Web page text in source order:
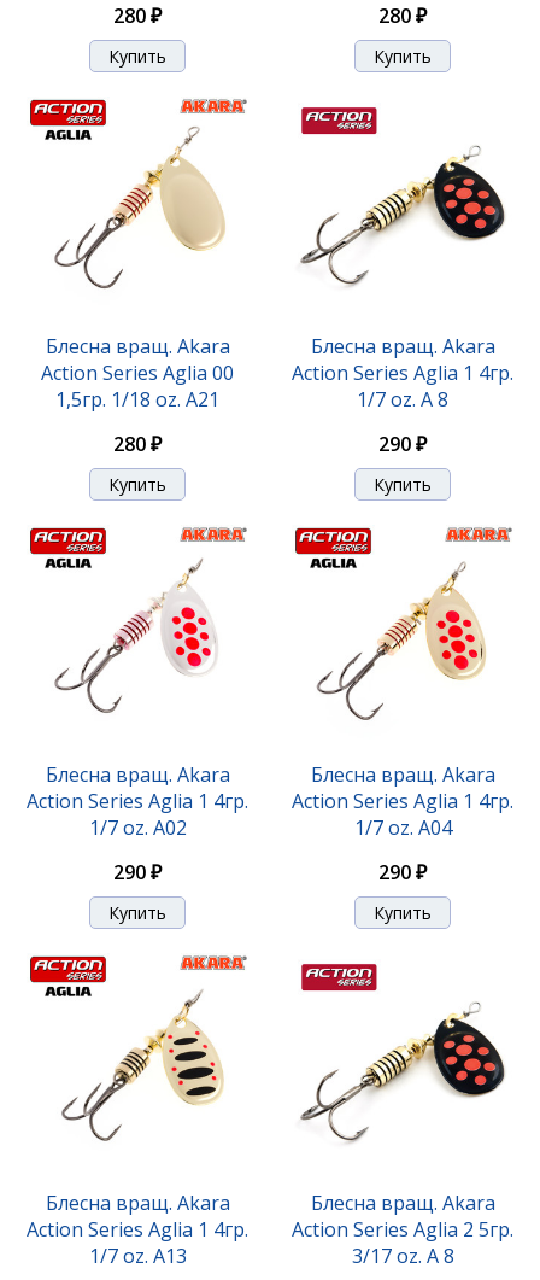
280 ₽
280 ₽
Блесна вращ. Akara
Action Series Aglia 00
1,5гр. 1/18 oz. A21
280 ₽
Блесна вращ. Akara
Action Series Aglia 1 4гр.
1/7 oz. A 8
290 ₽
Блесна вращ. Akara
Action Series Aglia 1 4гр.
1/7 oz. A02
290 ₽
Блесна вращ. Akara
Action Series Aglia 1 4гр.
1/7 oz. A04
290 ₽
Блесна вращ. Akara
Action Series Aglia 1 4гр.
1/7 oz. A13
Блесна вращ. Akara
Action Series Aglia 2 5гр.
3/17 oz. A 8